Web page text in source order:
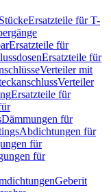
Ersatzteile für T-
Ersatzteile für
Ersatzteile für
Verteiler mit
Verteiler
Ersatzteile für
Dämmungen für
Abdichtungen für
für
für
Geberit